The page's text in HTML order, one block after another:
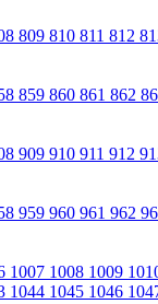
809 810 811 812
859 860 861 862
909 910 911 912
959 960 961 962
1007 1008 1009
1044 1045 1046